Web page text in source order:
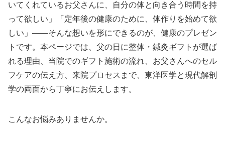
いてくれているお父さんに、自分の体と向き合う時間を持
って欲しい」「定年後の健康のために、体作りを始めて欲
しい」——そんな想いを形にできるのが、健康のプレゼン
トです。本ページでは、父の日に整体・鍼灸ギフトが選ば
れる理由、当院でのギフト施術の流れ、お父さんへのセル
フケアの伝え方、来院プロセスまで、東洋医学と現代解剖
学の両面から丁寧にお伝えします。
こんなお悩みありませんか。